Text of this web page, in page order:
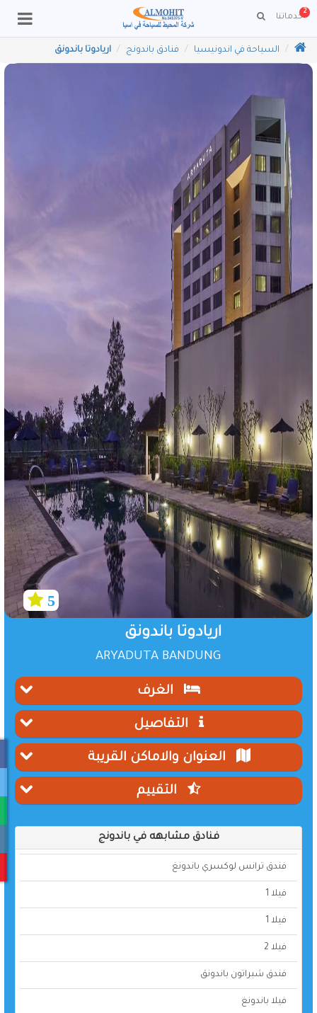
خدماتنا
2
السياحة في اندونيسيا فنادق باندونج اريادوتا باندونق
5
اريادوتا باندونق
ARYADUTA BANDUNG
الغرف
التفاصيل
العنوان والاماكن القريبة
التقييم
فنادق مشابهه في باندونج
فندق ترانس لوكسري باندونغ
فيلا 1
فيلا 1
فيلا 2
فندق شيراتون باندونق
فيلا باندونغ